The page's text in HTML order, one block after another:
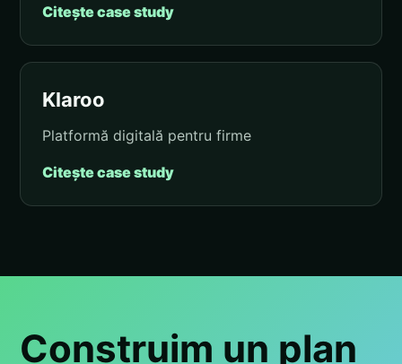
Citește case study
Klaroo
Platformă digitală pentru firme
Citește case study
Construim un plan